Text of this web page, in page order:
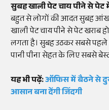
सुबह खाली पेट चाय पीने से पेट
बहुत से लोगों की आदत सुबह आंख
खाली पेट चाय पीने से पेट खराब
लगता है। सुबह उठकर सबसे पहले
पानी पीना सेहत के लिए सबसे
यह भी पढ़ें:ऑफिस में बैठने से
आसान बना देंगी जिंदगी